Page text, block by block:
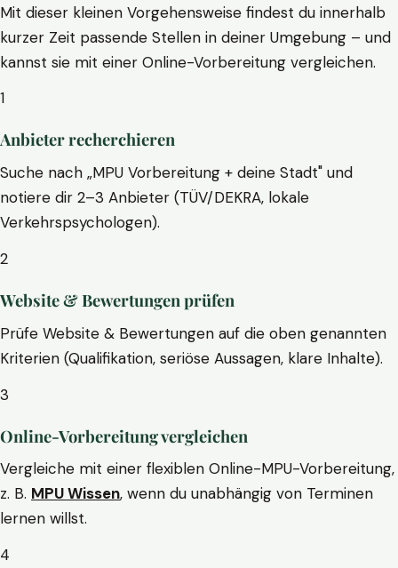
Mit dieser kleinen Vorgehensweise findest du innerhalb
kurzer Zeit passende Stellen in deiner Umgebung – und
kannst sie mit einer Online-Vorbereitung vergleichen.
1
Anbieter recherchieren
Suche nach „MPU Vorbereitung + deine Stadt" und
notiere dir 2–3 Anbieter (TÜV/DEKRA, lokale
Verkehrspsychologen).
2
Website & Bewertungen prüfen
Prüfe Website & Bewertungen auf die oben genannten
Kriterien (Qualifikation, seriöse Aussagen, klare Inhalte).
3
Online-Vorbereitung vergleichen
Vergleiche mit einer flexiblen Online-MPU-Vorbereitung,
z. B. MPU Wissen, wenn du unabhängig von Terminen
lernen willst.
4